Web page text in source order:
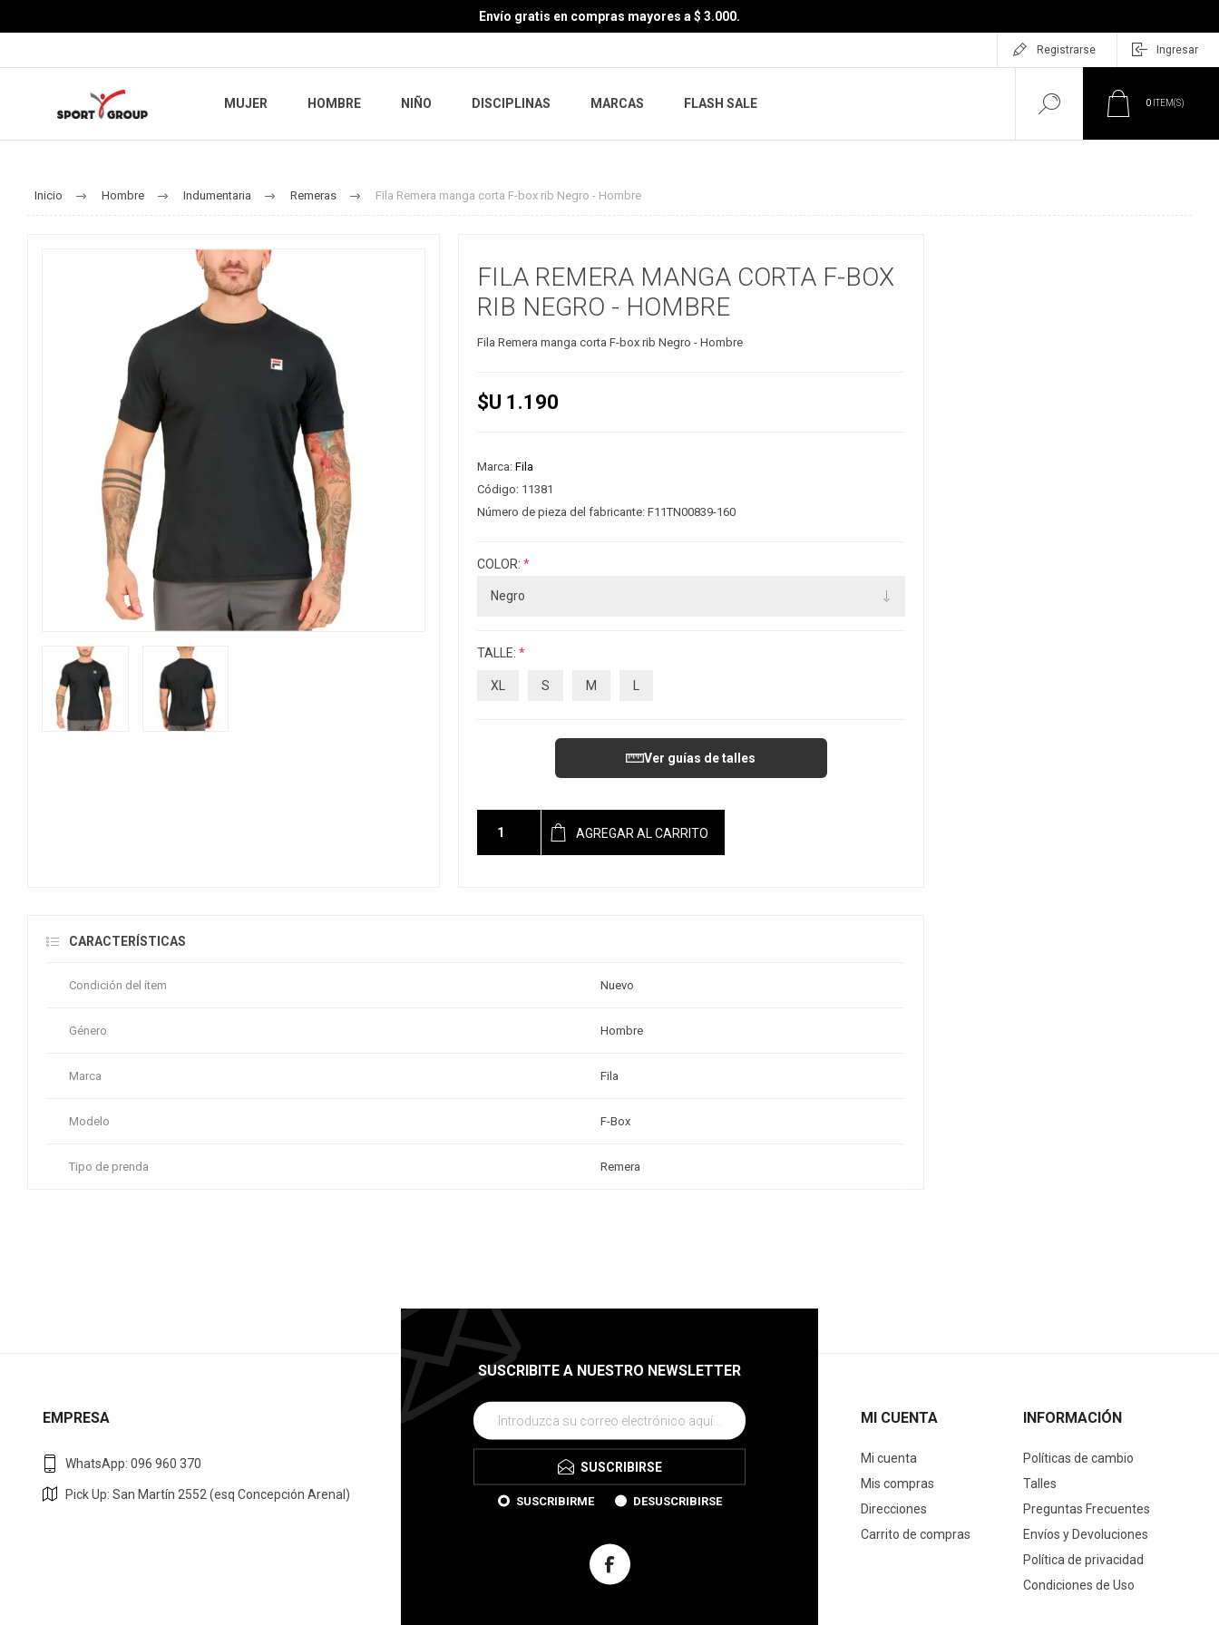
Envío gratis en compras mayores a $ 3.000.
Registrarse Ingresar
MUJER HOMBRE NIÑO DISCIPLINAS MARCAS FLASH SALE 0 ITEM(S)
Inicio Hombre Indumentaria Remeras Fila Remera manga corta F-box rib Negro - Hombre
FILA REMERA MANGA CORTA F-BOX
RIB NEGRO - HOMBRE
Fila Remera manga corta F-box rib Negro - Hombre
$U 1.190
Marca: Fila
Código: 11381
Número de pieza del fabricante: F11TN00839-160
COLOR: *
TALLE: *
XL S M L
Ver guías de talles
AGREGAR AL CARRITO
CARACTERÍSTICAS
Condición del ítem Nuevo
Género Hombre
Marca Fila
Modelo F-Box
Tipo de prenda Remera
SUSCRIBITE A NUESTRO NEWSLETTER
SUSCRIBIRSE
SUSCRIBIRME DESUSCRIBIRSE
EMPRESA
WhatsApp: 096 960 370
Pick Up: San Martín 2552 (esq Concepción Arenal)
MI CUENTA
Mi cuenta
Mis compras
Direcciones
Carrito de compras
INFORMACIÓN
Políticas de cambio
Talles
Preguntas Frecuentes
Envíos y Devoluciones
Política de privacidad
Condiciones de Uso